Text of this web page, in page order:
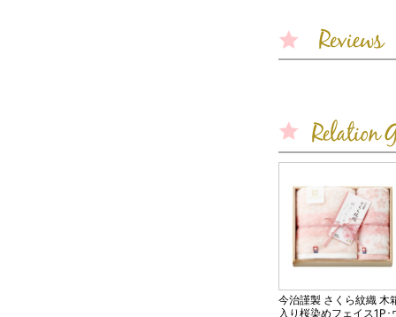
今治謹製 さくら紋織 木
入り桜染めフェイス1P･